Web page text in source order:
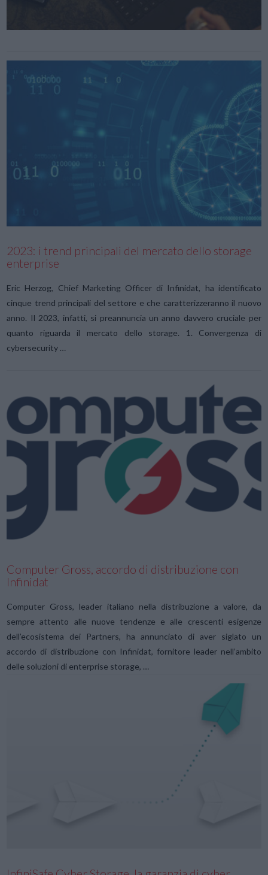
VIEW POST
2023: i trend principali del mercato dello storage
enterprise
Eric Herzog, Chief Marketing Officer di Infinidat, ha identificato
cinque trend principali del settore e che caratterizzeranno il nuovo
anno. Il 2023, infatti, si preannuncia un anno davvero cruciale per
quanto riguarda il mercato dello storage. 1. Convergenza di
cybersecurity …
Computer Gross, accordo di distribuzione con
Infinidat
Computer Gross, leader italiano nella distribuzione a valore, da
sempre attento alle nuove tendenze e alle crescenti esigenze
dell’ecosistema dei Partners, ha annunciato di aver siglato un
accordo di distribuzione con Infinidat, fornitore leader nell’ambito
delle soluzioni di enterprise storage, …